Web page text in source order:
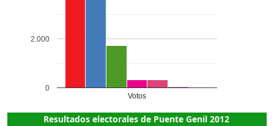
Votos
0
2.000
Resultados electorales de Puente Genil 2012